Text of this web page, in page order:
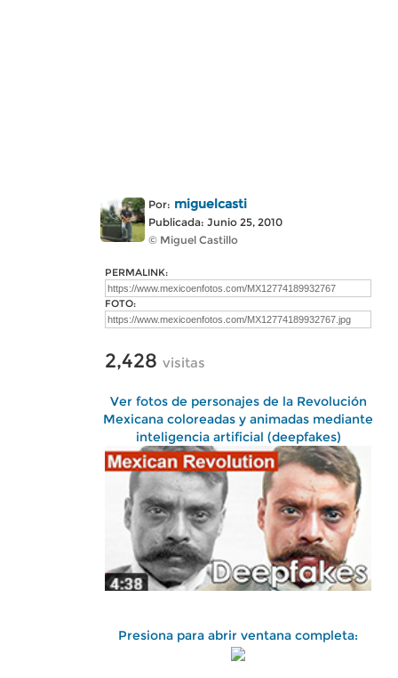
Por: miguelcasti
Publicada: Junio 25, 2010
© Miguel Castillo
PERMALINK:
FOTO:
2,428 visitas
Ver fotos de personajes de la Revolución
Mexicana coloreadas y animadas mediante
inteligencia artificial (deepfakes)
Presiona para abrir ventana completa: